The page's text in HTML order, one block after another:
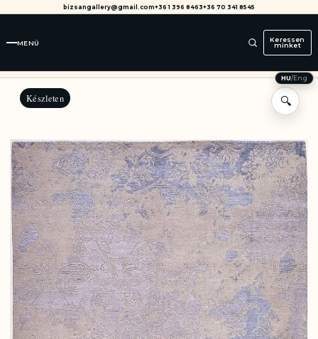
bizsangallery@gmail.com+36 1 396 8463+36 70 341 8545
MENÜ Keressen
minket
HU/Eng
Készleten 🔍